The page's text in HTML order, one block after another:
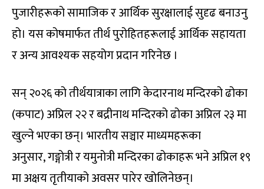
पुजारीहरूको सामाजिक र आर्थिक सुरक्षालाई सुदृढ बनाउनु
हो। यस कोषमार्फत तीर्थ पुरोहितहरूलाई आर्थिक सहायता
र अन्य आवश्यक सहयोग प्रदान गरिनेछ ।
सन् २०२६ को तीर्थयात्राका लागि केदारनाथ मन्दिरको ढोका
(कपाट) अप्रिल २२ र बद्रीनाथ मन्दिरको ढोका अप्रिल २३ मा
खुल्ने भएका छन्। भारतीय सञ्चार माध्यमहरूका
अनुसार, गङ्गोत्री र यमुनोत्री मन्दिरका ढोकाहरू भने अप्रिल १९
मा अक्षय तृतीयाको अवसर पारेर खोलिनेछन्।